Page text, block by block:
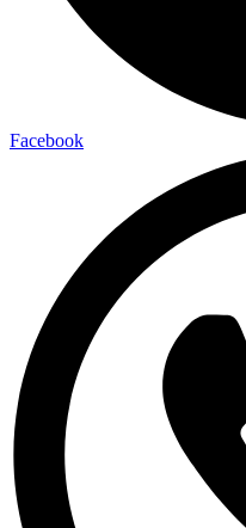
Facebook